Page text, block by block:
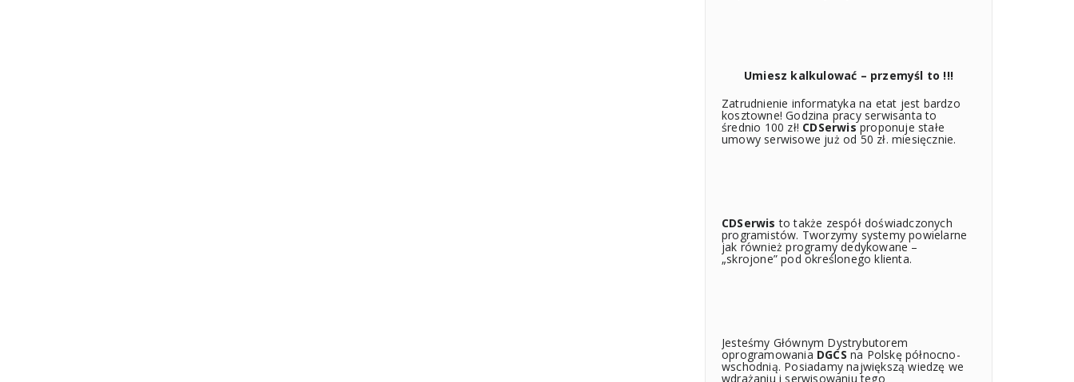
Umiesz kalkulować – przemyśl to !!!
Zatrudnienie informatyka na etat jest bardzo
kosztowne! Godzina pracy serwisanta to
średnio 100 zł! CDSerwisproponuje stałe
umowy serwisowe już od 50 zł. miesięcznie.
CDSerwis to także zespół doświadczonych
programistów. Tworzymy systemy powielarne
jak również programy dedykowane –
„skrojone” pod określonego klienta.
Jesteśmy Głównym Dystrybutorem
oprogramowania DGCS na Polskę północno-
wschodnią. Posiadamy największą wiedzę we
wdrażaniu i serwisowaniu tego